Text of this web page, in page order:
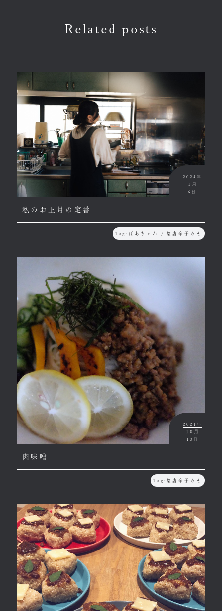
Related posts
2024年
1月
6日
私のお正月の定番
Tag: ばあちゃん /葉唐辛子みそ
2021年
10月
13日
肉味噌
Tag:葉唐辛子みそ